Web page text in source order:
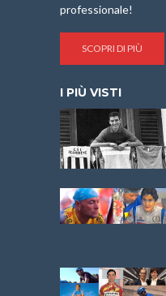
professionale!
SCOPRI DI PIÙ
I PIÙ VISTI